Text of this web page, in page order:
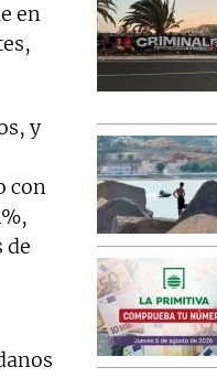
en
y
con
de